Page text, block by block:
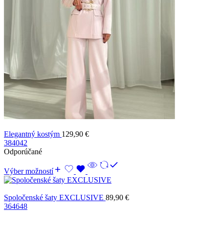
Elegantný kostým 129,90 €
384042
Odporúčané
Výber možností
Spoločenské šaty EXCLUSIVE 89,90 €
364648